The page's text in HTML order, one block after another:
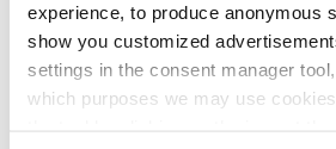
experience, to produce anonymous
show you customized
settings in the consent manager
which purposes we may use
konsekvenserne af deres valg.
Kansas pludselig styrter ned i
de finde sammen én sidste
hinanden, hvis de skal ændre